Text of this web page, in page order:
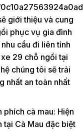
giới thiệu và cung
phục vụ gia đình
cầu đi liên tỉnh
29 chỗ ngồi tại
chúng tôi sẽ trải
nhất an toàn nhất
cà mau: Hiện
tại Cà Mau đặc biệt